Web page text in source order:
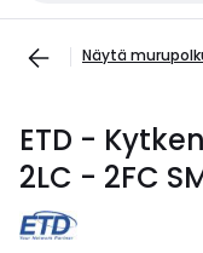
Näytä
ETD -
2LC - 2FC